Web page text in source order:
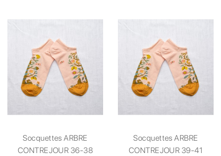
Socquettes ARBRE
CONTREJOUR 36-38
Socquettes ARBRE
CONTREJOUR 39-41